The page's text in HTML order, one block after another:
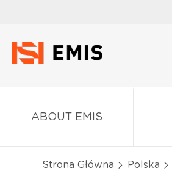
ABOUT EMIS
Strona Główna Polska